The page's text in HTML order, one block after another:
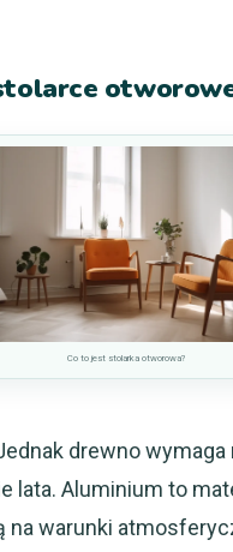
Co to jest stolarka otworowa?
drewno wymaga
lata. Aluminium to
warunki